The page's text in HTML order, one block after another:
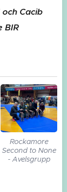
Cacib
BIR
Rockamore
Second to None
- Avelsgrupp